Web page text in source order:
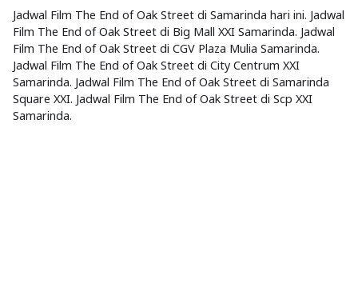
Jadwal Film The End of Oak Street di Samarinda hari ini. Jadwal
Film The End of Oak Street di Big Mall XXI Samarinda. Jadwal
Film The End of Oak Street di CGV Plaza Mulia Samarinda.
Jadwal Film The End of Oak Street di City Centrum XXI
Samarinda. Jadwal Film The End of Oak Street di Samarinda
Square XXI. Jadwal Film The End of Oak Street di Scp XXI
Samarinda.